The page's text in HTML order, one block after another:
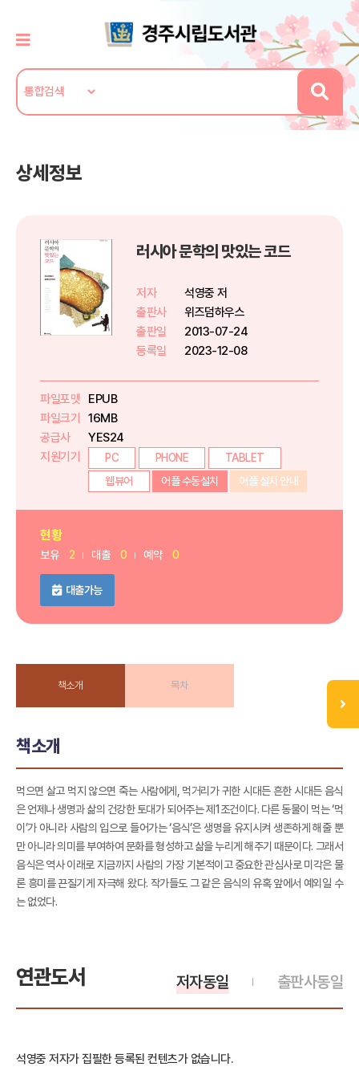
상세정보
러시아 문학의 맛있는 코드
저자
석영중 저
출판사
위즈덤하우스
출판일
2013-07-24
등록일
2023-12-08
파일포맷
EPUB
파일크기
16MB
공급사
YES24
지원기기
PC PHONE
TABLET
웹뷰어
어플 수동설치 어플 설치 안내
현황
보유 2 대출 0 예약 0
대출가능
책소개 목차
책소개
먹으면 살고 먹지 않으면 죽는 사람에게, 먹거리가 귀한 시대든 흔한 시대든 음식
은 언제나 생명과 삶의 건강한 토대가 되어주는 제1조건이다. 다른 동물이 먹는 ‘먹
이’가 아니라 사람의 입으로 들어가는 ‘음식’은 생명을 유지시켜 생존하게 해줄 뿐
만 아니라 의미를 부여하여 문화를 형성하고 삶을 누리게 해주기 때문이다. 그래서
음식은 역사 이래로 지금까지 사람의 가장 기본적이고 중요한 관심사로 미각은 물
론 흥미를 끈질기게 자극해 왔다. 작가들도 그 같은 음식의 유혹 앞에서 예외일 수
는 없었다.
연관도서 출판사동일
저자동일
석영중 저자가 집필한 등록된 컨텐츠가 없습니다.